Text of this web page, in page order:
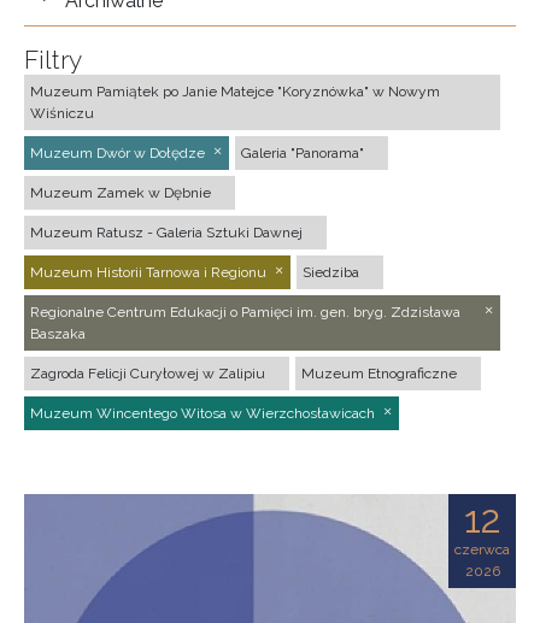
Filtry
Muzeum Pamiątek po Janie Matejce "Koryznówka" w Nowym
Wiśniczu
Muzeum Dwór w Dołędze Galeria "Panorama"
Muzeum Zamek w Dębnie
Muzeum Ratusz - Galeria Sztuki Dawnej
Muzeum Historii Tarnowa i Regionu Siedziba
Regionalne Centrum Edukacji o Pamięci im. gen. bryg. Zdzisława
Baszaka
Zagroda Felicji Curyłowej w Zalipiu Muzeum Etnograficzne
Muzeum Wincentego Witosa w Wierzchosławicach
12
czerwca
2026